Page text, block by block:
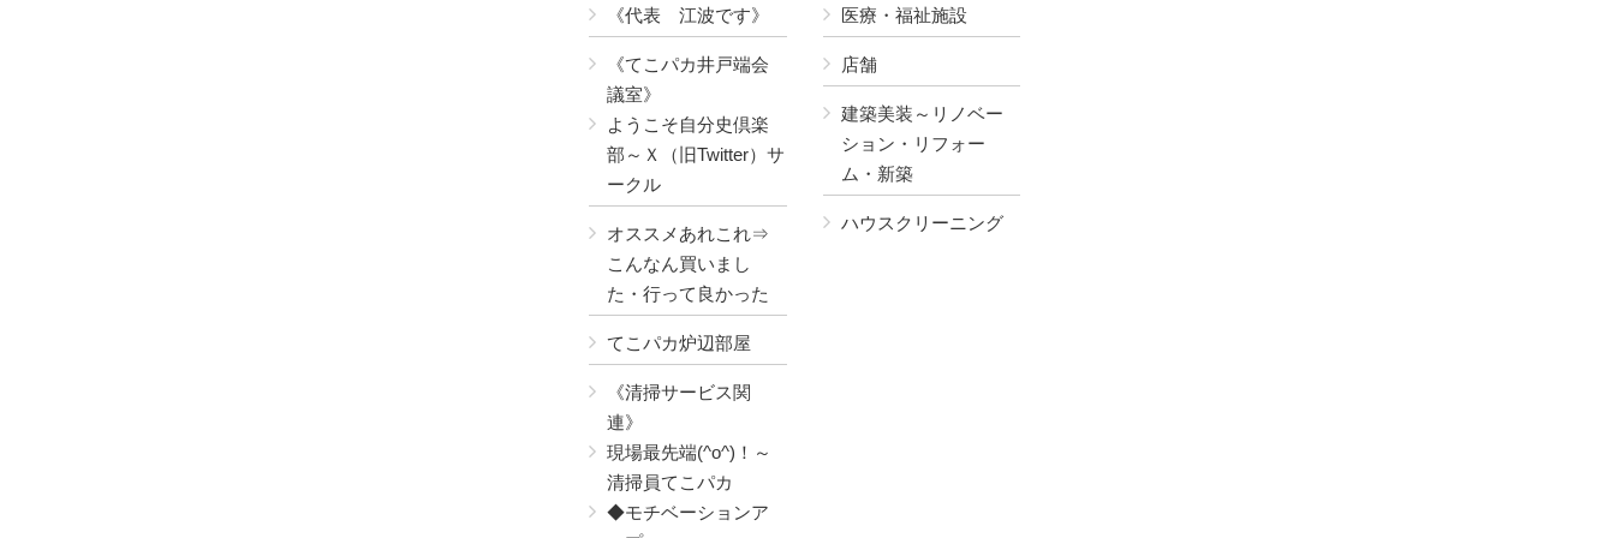
《代表 江波です》
《てこパカ井戸端会
議室》
ようこそ自分史倶楽
部～Ｘ（旧Twitter）サ
ークル
オススメあれこれ⇒
こんなん買いまし
た・行って良かった
てこパカ炉辺部屋
《清掃サービス関
連》
現場最先端(^o^)！～
清掃員てこパカ
◆モチベーションア
医療・福祉施設
店舗
建築美装～リノベー
ション・リフォー
ム・新築
ハウスクリーニング